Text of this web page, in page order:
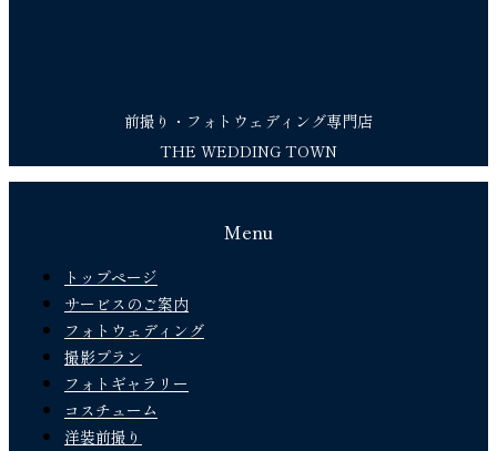
前撮り・フォトウェディング専門店
THE WEDDING TOWN
Menu
トップページ
サービスのご案内
フォトウェディング
撮影プラン
フォトギャラリー
コスチューム
洋装前撮り